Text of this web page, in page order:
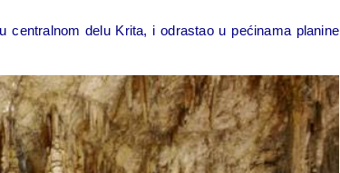
delu Krita, i odrastao u pećinama planine